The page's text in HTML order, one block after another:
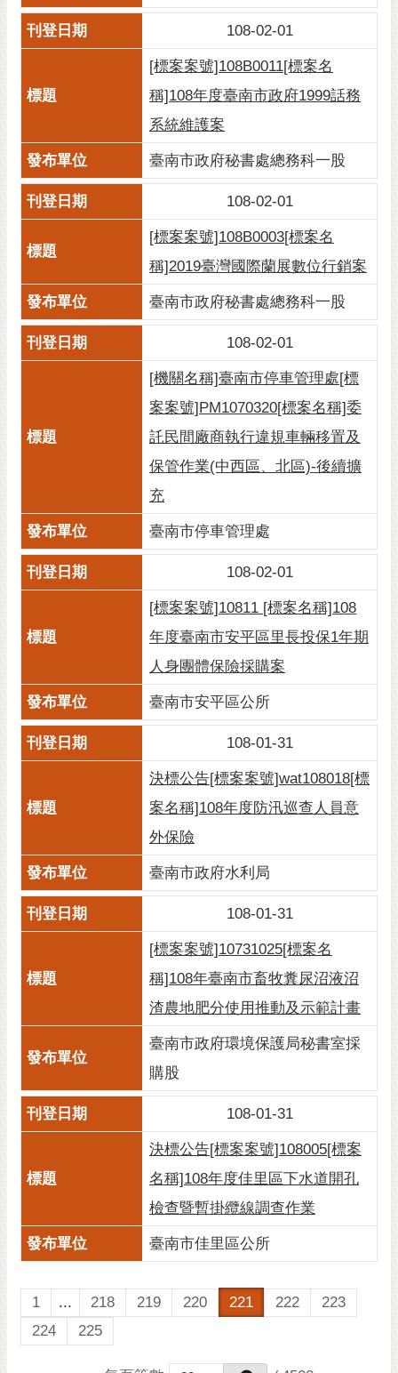
108-02-01
[標案案號]108B0011[標案名
稱]108年度臺南市政府1999話務
系統維護案
臺南市政府秘書處總務科一股
108-02-01
[標案案號]108B0003[標案名
稱]2019臺灣國際蘭展數位行銷案
臺南市政府秘書處總務科一股
108-02-01
[機關名稱]臺南市停車管理處[標
案案號]PM1070320[標案名稱]委
託民間廠商執行違規車輛移置及
保管作業(中西區、北區)-後續擴
充
臺南市停車管理處
108-02-01
[標案案號]10811 [標案名稱]108
年度臺南市安平區里長投保1年期
人身團體保險採購案
臺南市安平區公所
108-01-31
決標公告[標案案號]wat108018[標
案名稱]108年度防汛巡查人員意
外保險
臺南市政府水利局
108-01-31
[標案案號]10731025[標案名
稱]108年臺南市畜牧糞尿沼液沼
渣農地肥分使用推動及示範計畫
臺南市政府環境保護局秘書室採
購股
108-01-31
決標公告[標案案號]108005[標案
名稱]108年度佳里區下水道開孔
檢查暨暫掛纜線調查作業
臺南市佳里區公所
1 ... 218 219 220 221 222
223
224
225